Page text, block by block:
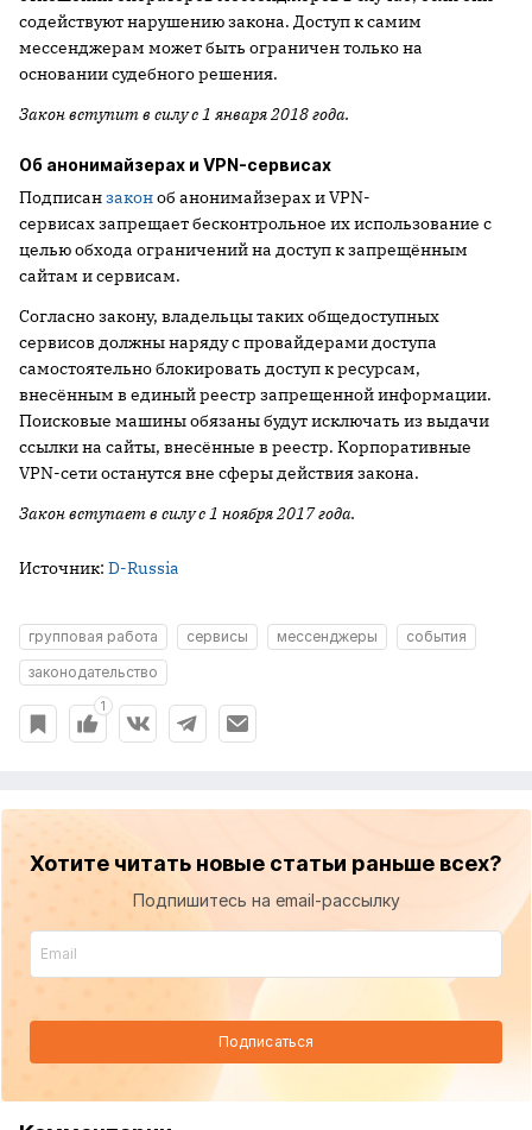
содействуют нарушению закона. Доступ к самим
мессенджерам может быть ограничен только на
основании судебного решения.
Закон вступит в силу с 1 января 2018 года.
Об анонимайзерах и VPN-сервисах
Подписанзаконоб анонимайзерах и VPN-
сервисах запрещает бесконтрольное их использование с
целью обхода ограничений на доступ к запрещённым
сайтам и сервисам.
Согласно закону, владельцы таких общедоступных
сервисов должны наряду с провайдерами доступа
самостоятельно блокировать доступ к ресурсам,
внесённым в единый реестр запрещенной информации.
Поисковые машины обязаны будут исключать из выдачи
ссылки на сайты, внесённые в реестр. Корпоративные
VPN-сети останутся вне сферы действия закона.
Закон вступает в силу с 1 ноября 2017 года.
Источник: D-Russia
групповая работа сервисы мессенджеры
события
законодательство
1
Хотите читать новые статьи раньше всех?
Подпишитесь на email-рассылку
Подписаться